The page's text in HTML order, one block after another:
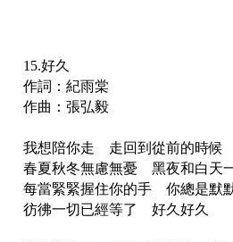
15.好久
作詞：紀雨棠
作曲：張弘毅
我想陪你走 走回到從前的時候
春夏秋冬無慮無憂 黑夜和白天
每當緊緊握住你的手 你總是默
彷彿一切已經等了 好久好久